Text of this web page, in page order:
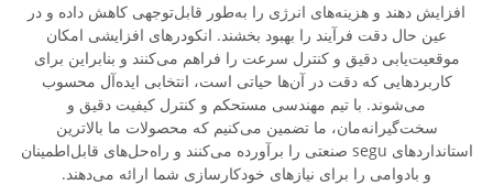
افزایش دهند و هزینه‌های انرژی را به‌طور قابل‌توجهی کاهش داده و در
عین حال دقت فرآیند را بهبود بخشند. انکودرهای افزایشی امکان
موقعیت‌یابی دقیق و کنترل سرعت را فراهم می‌کنند و بنابراین برای
کاربردهایی که دقت در آن‌ها حیاتی است، انتخابی ایده‌آل محسوب
می‌شوند. با تیم مهندسی مستحکم و کنترل کیفیت دقیق و
سخت‌گیرانه‌مان، ما تضمین می‌کنیم که محصولات ما بالاترین
استانداردهای segu صنعتی را برآورده می‌کنند و راه‌حل‌های قابل‌اطمینان
و بادوامی را برای نیازهای خودکارسازی شما ارائه می‌دهند.